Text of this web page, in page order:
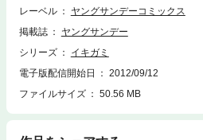
レーベル
ヤングサンデーコミックス
掲載誌
ヤングサンデー
シリーズ
イキガミ
電子版配信開始日
2012/09/12
ファイルサイズ
50.56 MB